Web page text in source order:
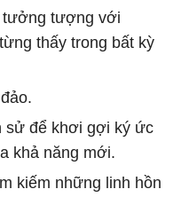
tưởng tượng với
thấy trong bất kỳ
sử để khơi gợi ký ức
khả năng mới.
kiếm những linh hồn